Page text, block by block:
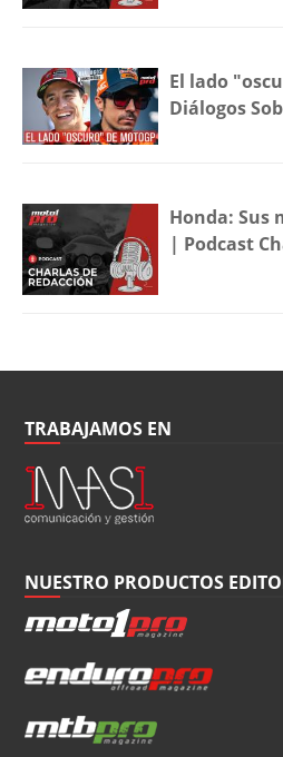
El lado
Diálogos
Honda: Sus
| Podcast
TRABAJAMOS EN
NUESTRO PRODUCTOS